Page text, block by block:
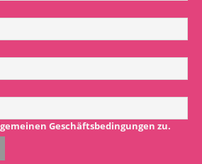
Geschäftsbedingungen zu.